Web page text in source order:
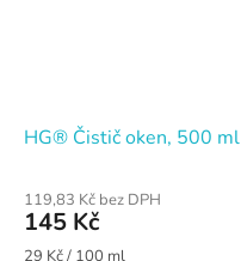
HG® Čistič oken, 500 ml
119,83 Kč bez DPH
145 Kč
Měrná
29 Kč / 100 ml